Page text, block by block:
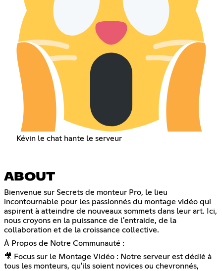
Kévin le chat hante le serveur
ABOUT
Bienvenue sur Secrets de monteur Pro, le lieu
incontournable pour les passionnés du montage vidéo qui
aspirent à atteindre de nouveaux sommets dans leur art. Ici,
nous croyons en la puissance de l'entraide, de la
collaboration et de la croissance collective.
À Propos de Notre Communauté :
🎥 Focus sur le Montage Vidéo : Notre serveur est dédié à
tous les monteurs, qu'ils soient novices ou chevronnés,